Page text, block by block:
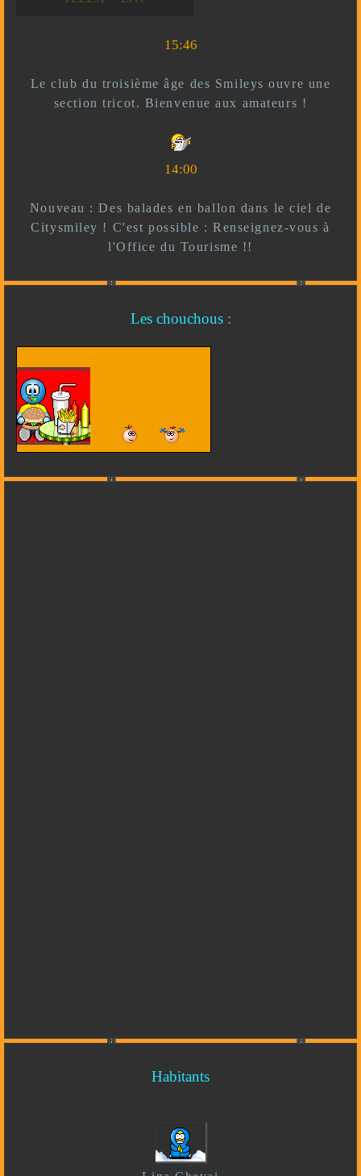
15:46
Le club du troisième âge des Smileys ouvre une
section tricot. Bienvenue aux amateurs !
14:00
Nouveau : Des balades en ballon dans le ciel de
Citysmiley ! C'est possible : Renseignez-vous à
l'Office du Tourisme !!
Les chouchous :
Habitants